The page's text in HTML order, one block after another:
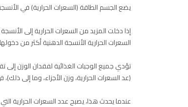
يضع الجسم الطاقة (السعرات الحرارية) في
إذا دخلت المزيد من السعرات الحرارية إلى
السعرات الحرارية الأنسجة الدهنية أكثر من
تؤدي جميع الوجبات الغذائية لفقدان الوزن إلى
(عد السعرات الحرارية، وزن الأجزاء، وما إلى
عندما يحدث هذا، يصبح عدد السعرات الحرارية